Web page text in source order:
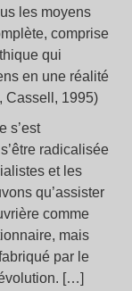
les moyens
comprise
qui
en une réalité
Cassell, 1995)
s’est
radicalisée
et les
qu’assister
comme
mais
par le
[…]